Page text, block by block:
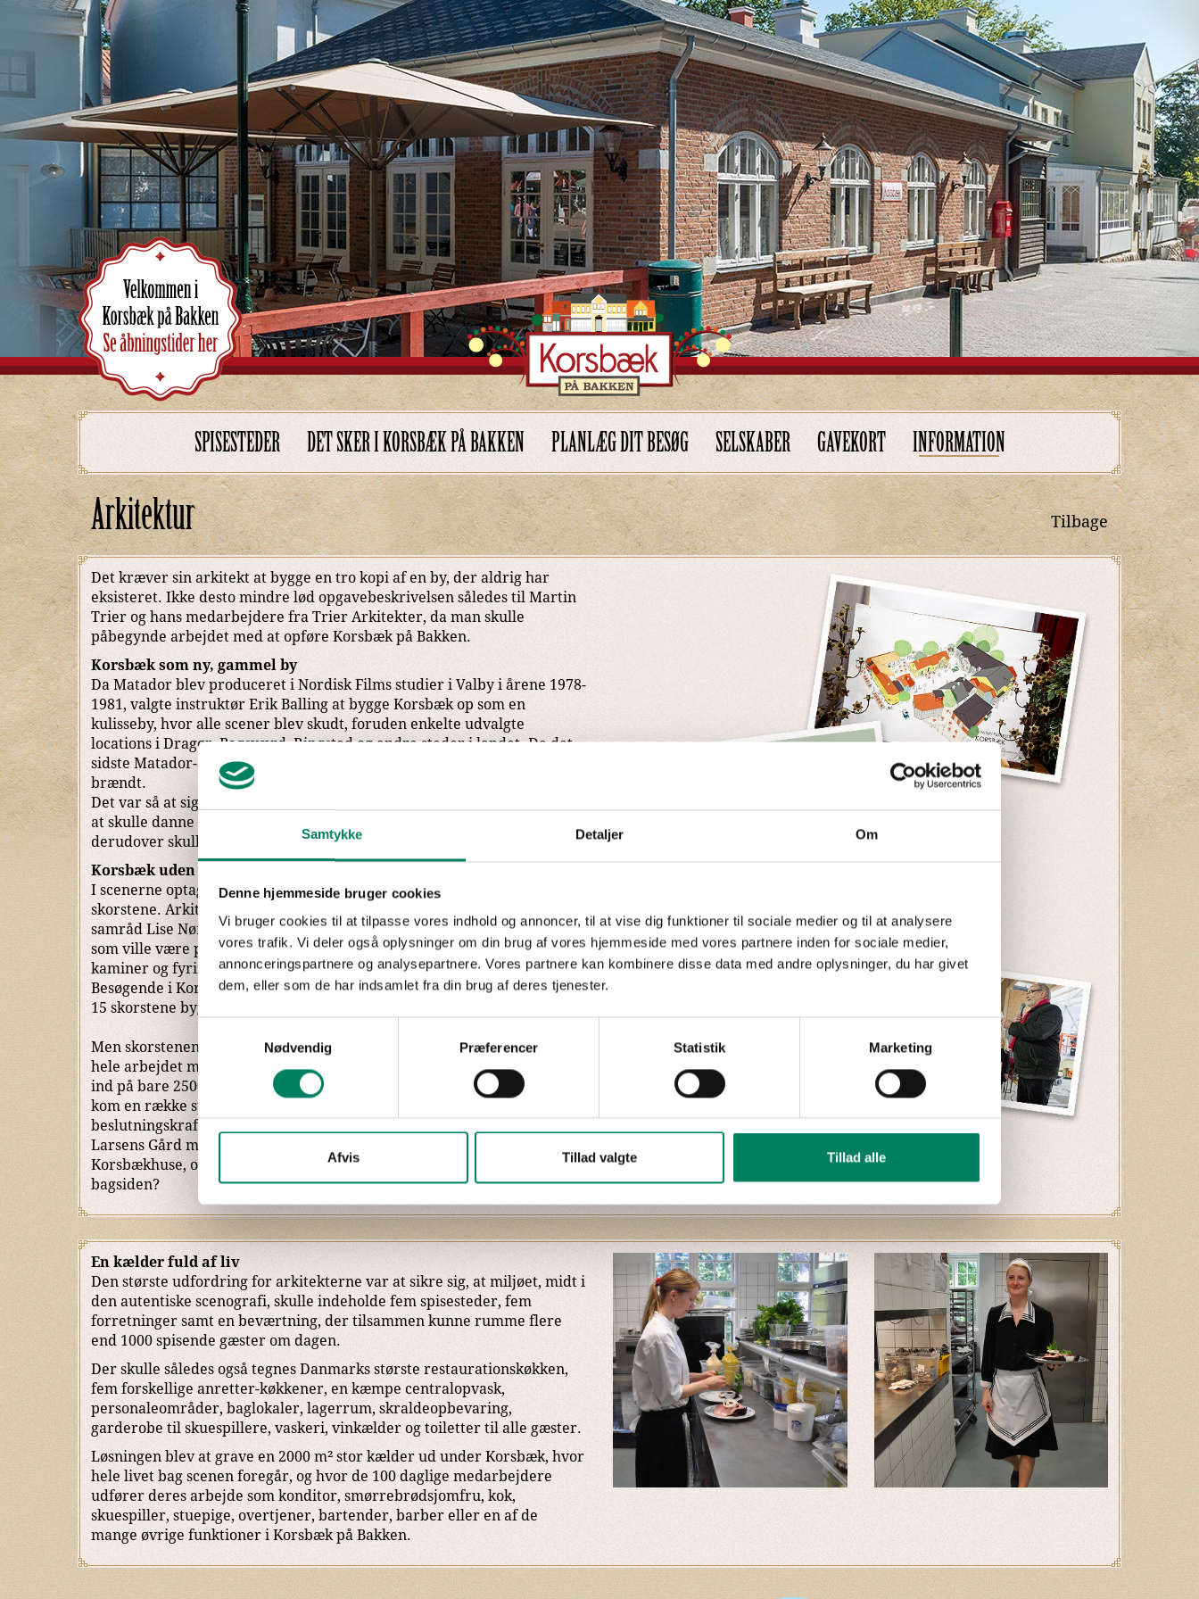
Samtykke Detaljer Om
Denne hjemmeside bruger cookies
Vi bruger cookies til at tilpasse vores indhold og annoncer, til at vise dig funktioner til sociale medier og til at analysere
vores trafik. Vi deler også oplysninger om din brug af vores hjemmeside med vores partnere inden for sociale medier,
annonceringspartnere og analysepartnere. Vores partnere kan kombinere disse data med andre oplysninger, du har givet
dem, eller som de har indsamlet fra din brug af deres tjenester.
Nødvendig
Præferencer Statistik Marketing
Afvis Tillad valgte Tillad alle
SPISESTEDER DET SKER I KORSBÆK PÅ BAKKEN PLANLÆG DIT BESØG SELSKABER GAVEKORT INFORMATION
Arkitektur Tilbage
Det kræver sin arkitekt at bygge en tro kopi af en by, der aldrig har
eksisteret. Ikke desto mindre lød opgavebeskrivelsen således til Martin
Trier og hans medarbejdere fra Trier Arkitekter, da man skulle
påbegynde arbejdet med at opføre Korsbæk på Bakken.
Korsbæk som ny, gammel by
Da Matador blev produceret i Nordisk Films studier i Valby i årene 1978-
1981, valgte instruktør Erik Balling at bygge Korsbæk op som en
kulisseby, hvor alle scener blev skudt, foruden enkelte udvalgte
locations i Dragør, Bagsværd, Ringsted og andre steder i landet. Da det
sidste Matador-afsnit var færdigt, blev kulisserne genbrugt eller
brændt.
Det var så at sige at starte på en frisk for arkitekterne, der ikke nok med
at skulle danne sig et overblik over bybilledet ud fra en tv-serie, men
derudover skulle opfinde de dele af byen, som man aldrig ser i Matador.
Korsbæk uden tag
I scenerne optaget kulissebyen i Valby ser man hverken tage eller
skorstene. Arkitekt Martin Trier har derfor med sine medarbejdere, og i
samråd Lise Nørgaard, tegnet tagrygge og placeret så mange skorstene,
som ville være passende for en by som Korsbæk med det antal af pejse,
kaminer og fyringsovne, der var i husholdningerne i 1930'erne.
Besøgende i Korsbæk på Bakken vil derfor kunne tælle ikke mindre end
15 skorstene bygget i datidens stil.
Men skorstenene udgjorde ikke det eneste hovedbrud for arkitekterne -
hele arbejdet med at passe en hel by med et autentisk og velkendt miljø
ind på bare 2500 m², har krævet en ualmindelig kreativ streg. Hertil
kom en række spørgsmål, som også krævede opfindsomhed og
beslutningskraft - eksempelvis hvorledes placerer man grisehandler
Larsens Gård midt i byen uden at miste følelsen af landlivet i
Korsbækhuse, og hvordan ser den mondæne Postgaarden mon ud fra
bagsiden?
En kælder fuld af liv
Den største udfordring for arkitekterne var at sikre sig, at miljøet, midt i
den autentiske scenografi, skulle indeholde fem spisesteder, fem
forretninger samt en beværtning, der tilsammen kunne rumme flere
end 1000 spisende gæster om dagen.
Der skulle således også tegnes Danmarks største restaurationskøkken,
fem forskellige anretter-køkkener, en kæmpe centralopvask,
personaleområder, baglokaler, lagerrum, skraldeopbevaring,
garderobe til skuespillere, vaskeri, vinkælder og toiletter til alle gæster.
Løsningen blev at grave en 2000 m² stor kælder ud under Korsbæk, hvor
hele livet bag scenen foregår, og hvor de 100 daglige medarbejdere
udfører deres arbejde som konditor, smørrebrødsjomfru, kok,
skuespiller, stuepige, overtjener, bartender, barber eller en af de
mange øvrige funktioner i Korsbæk på Bakken.